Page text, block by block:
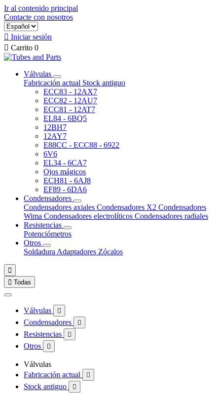
Ir al contenido principal
Contacte con nosotros
 Iniciar sesión
 Carrito 0
Válvulas
Fabricación actual Stock antiguo
ECC83 - 12AX7
ECC82 - 12AU7
ECC81 - 12AT7
EL84 - 6BQ5
12BH7
12AY7
E88CC - ECC88 - 6922
6V6
EL34 - 6CA7
Ojos mágicos
ECH81 - 6AJ8
EF89 - 6DA6
Condensadores
Condensadores axiales Condensadores X2 Condensadores
Wima Condensadores electrolíticos Condensadores radiales
Resistencias
Potenciómetros
Otros
Soldadura Adaptadores Zócalos

 Todas
Válvulas 
Condensadores 
Resistencias 
Otros 
Válvulas
Fabricación actual

Stock antiguo 